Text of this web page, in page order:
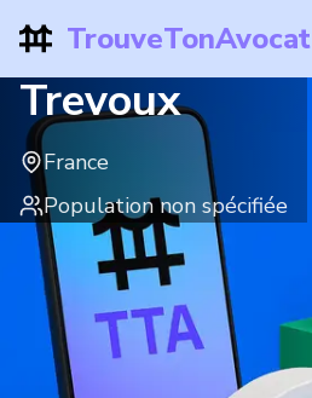
TrouveTonAvocat
Trevoux
France
Population non spécifiée